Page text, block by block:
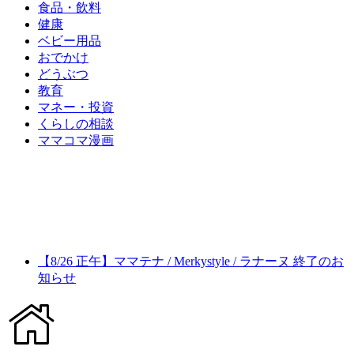
食品・飲料
健康
ベビー用品
おでかけ
どうぶつ
教育
マネー・投資
くらしの相談
ママコマ漫画
【8/26 正午】ママテナ / Merkystyle / ラナーヌ 終了のお
知らせ